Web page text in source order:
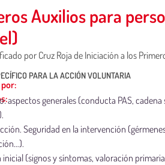
Auxilios para
por Cruz Roja de Iniciación a los
PARA LA ACCIÓN VOLUNTARIA
aspectos generales (conducta PAS,
Seguridad en la intervención
inicial (signos y síntomas, valoración